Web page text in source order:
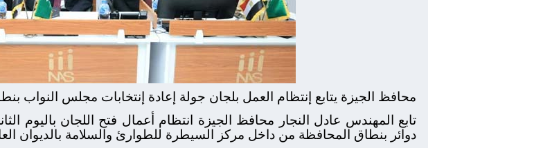
محافظ الجيزة يتابع إنتظام العمل بلجان جولة إعادة إنتخابات مجلس النواب
دوائر بنطاق المحافظة من داخل مركز السيطرة للطوارئ والسلامة بالديوان